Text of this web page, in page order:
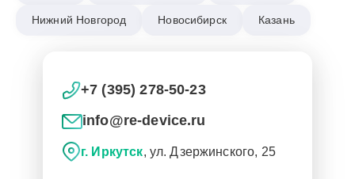
Нижний Новгород Новосибирск Казань
+7 (395) 278-50-23
info@re-device.ru
г. Иркутск, ул. Дзержинского, 25